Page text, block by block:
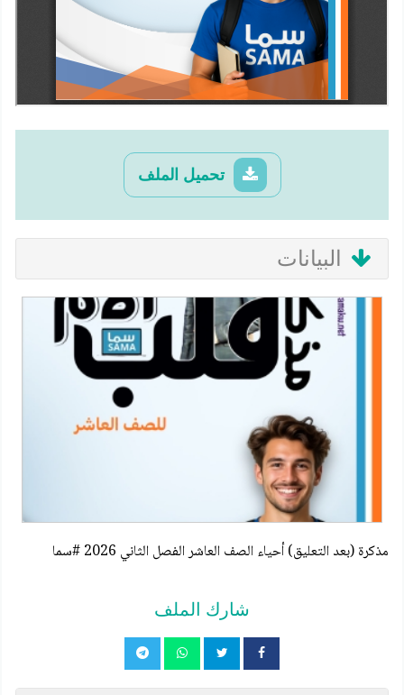
تحميل الملف
البيانات
مذكرة (بعد التعليق) أحياء الصف العاشر الفصل الثاني 2026 #سما
شارك الملف